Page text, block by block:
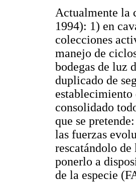
Actualmente la
1994): 1) en
colecciones
manejo de
bodegas de luz
duplicado de
establecimiento
consolidado
que se
las fuerzas
rescatándolo
ponerlo a
de la especie